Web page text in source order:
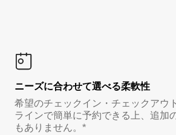
ニーズに合わせて選べる柔軟性
希望のチェックイン・チェックアウ
ラインで簡単に予約できる上、追加
もありません。*